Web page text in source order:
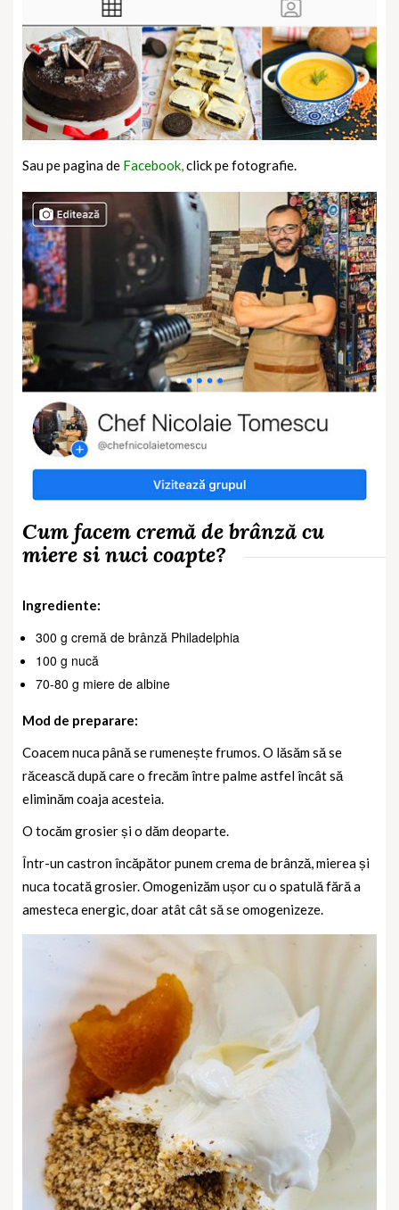
Sau pe pagina de Facebook,click pe fotografie.
Cum facem cremă de brânză cu
miere si nuci coapte?
Ingrediente:
300 g cremă de brânză Philadelphia
100 g nucă
70-80 g miere de albine
Mod de preparare:
Coacem nuca până se rumenește frumos. O lăsăm să se
răcească după care o frecăm între palme astfel încât să
eliminăm coaja acesteia.
O tocăm grosier și o dăm deoparte.
Într-un castron încăpător punem crema de brânză, mierea și
nuca tocată grosier. Omogenizăm ușor cu o spatulă fără a
amesteca energic, doar atât cât să se omogenizeze.